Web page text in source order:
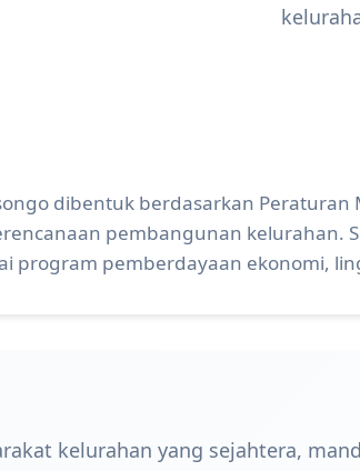
dibentuk berdasarkan
pembangunan kelurahan.
program pemberdayaan ekonomi,
kelurahan yang sejahtera,